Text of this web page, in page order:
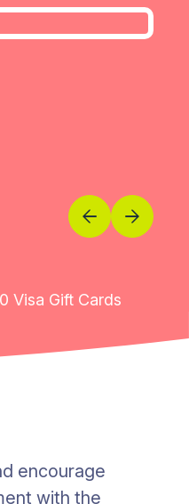
Visa Gift Cards
encourage
with the